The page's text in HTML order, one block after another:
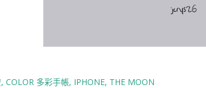
COLOR 多彩手帳 IPHONE THE MOON